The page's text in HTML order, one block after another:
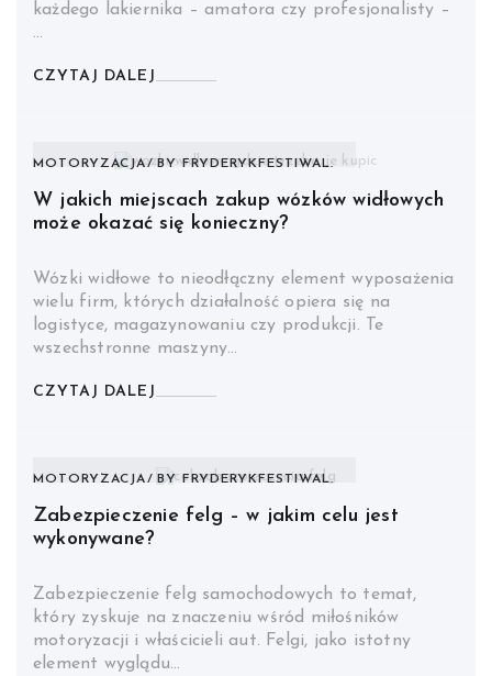
każdego lakiernika – amatora czy profesjonalisty –
…
CZYTAJ DALEJ
MOTORYZACJA BYFRYDERYKFESTIWAL.
W jakich miejscach zakup wózków widłowych
może okazać się konieczny?
Wózki widłowe to nieodłączny element wyposażenia
wielu firm, których działalność opiera się na
logistyce, magazynowaniu czy produkcji. Te
wszechstronne maszyny…
CZYTAJ DALEJ
MOTORYZACJA BYFRYDERYKFESTIWAL.
Zabezpieczenie felg – w jakim celu jest
wykonywane?
Zabezpieczenie felg samochodowych to temat,
który zyskuje na znaczeniu wśród miłośników
motoryzacji i właścicieli aut. Felgi, jako istotny
element wyglądu…